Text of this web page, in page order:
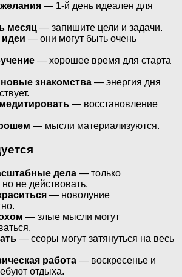
— 1-й день идеален для
месяц — запишите цели и задачи.
— они могут быть очень
— хорошее время для старта
знакомства — энергия дня
— восстановление
— мысли материализуются.
дела — только
не действовать.
— новолуние
— злые мысли могут
— ссоры могут затянуться на весь
работа — воскресенье и
отдыха.